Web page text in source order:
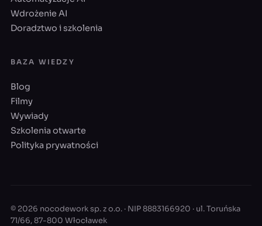
Wdrożenie AI
Doradztwo i szkolenia
BAZA WIEDZY
Blog
Filmy
Wywiady
Szkolenia otwarte
Polityka prywatności
© 2026 nocodework sp. z o.o. · NIP 8883166920 · ul. Toruńska
71/66, 87-800 Włocławek